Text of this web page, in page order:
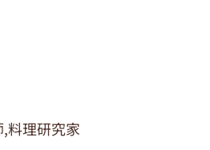
料理研究家